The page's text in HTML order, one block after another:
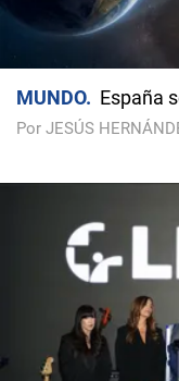
MUNDO España
Por JESÚS